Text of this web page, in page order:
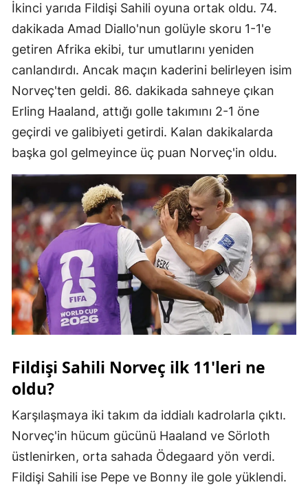
Kars
Kastamonu
Kayseri
Kırklareli
Kırşehir
Kocaeli
Konya
Kütahya
Malatya
Manisa
Kahramanmaraş
Mardin
Muğla
Nevşehir
Niğde
Ordu
İkinci yarıda Fildişi Sahili oyuna ortak oldu. 74.
dakikada Amad Diallo'nun golüyle skoru 1-1'e
getiren Afrika ekibi, tur umutlarını yeniden
canlandırdı. Ancak maçın kaderini belirleyen isim
Norveç'ten geldi. 86. dakikada sahneye çıkan
Erling Haaland, attığı golle takımını 2-1 öne
geçirdi ve galibiyeti getirdi. Kalan dakikalarda
başka gol gelmeyince üç puan Norveç'in oldu.
Fildişi Sahili Norveç ilk 11'leri ne
oldu?
Karşılaşmaya iki takım da iddialı kadrolarla çıktı.
Norveç'in hücum gücünü Haaland ve Sörloth
üstlenirken, orta sahada Ödegaard yön verdi.
Fildişi Sahili ise Pepe ve Bonny ile gole yüklendi.